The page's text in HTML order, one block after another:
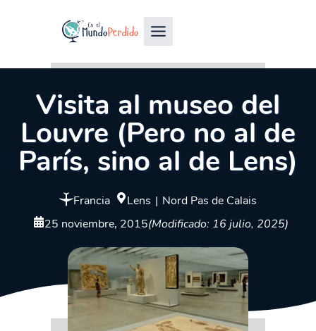
Visita al museo del
Louvre (Pero no al de
París, sino al de Lens)
Francia Lens | Nord Pas de Calais
25 noviembre, 2015(Modificado: 16 julio, 2025)